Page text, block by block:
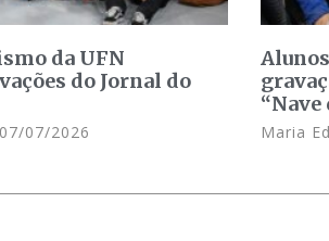
da UFN
do Jornal do
07/07/2026 Maria